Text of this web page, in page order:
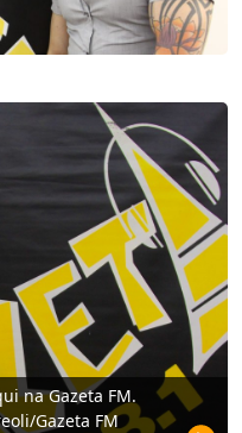
na Gazeta FM.
Gazeta FM